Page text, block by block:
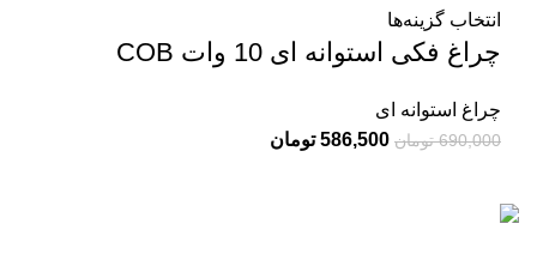
انتخاب گزینه‌ها
چراغ فکی استوانه ای 10 وات COB
چراغ استوانه ای
690,000 تومان 586,500 تومان